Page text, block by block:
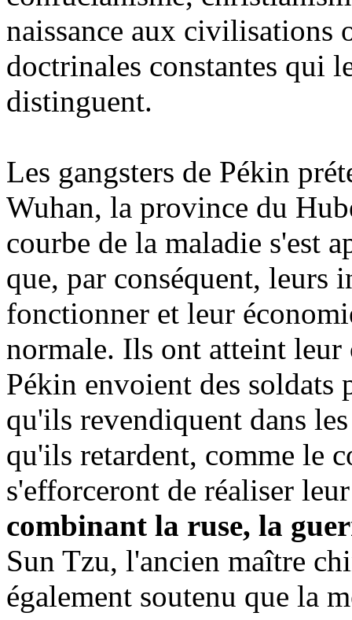
naissance aux civilisations
doctrinales constantes qui
distinguent.
Les gangsters de Pékin
Wuhan, la province du
courbe de la maladie s'est
que, par conséquent, leurs
fonctionner et leur
normale. Ils ont atteint leur
Pékin envoient des soldats
qu'ils revendiquent dans
qu'ils retardent, comme le
s'efforceront de réaliser
combinant la ruse, la
Sun Tzu, l'ancien maître
également soutenu que la